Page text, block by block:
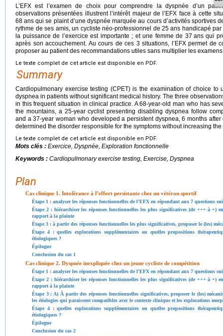
L’EFX est l’examen de choix pour comprendre la dyspnée d’un
observations présentées illustrent l’intérêt majeur de l’EFX face à cette
68 ans qui se plaint d’une dyspnée marquée au cours d’activités sportives
rythme de ses amis, un cycliste néo-professionnel de 25 ans handicapé
la puissance de l’exercice est importante ; et une femme de 37 ans qui
après son accouchement. Au cours de ces 3 situations, l’EFX permet de
proposer au patient des recommandations utiles sans multiplier les
Le texte complet de cet article est disponible en PDF.
Summary
Cardiopulmonary exercise testing (CPET) is the examination of choice to
dyspnea in patients without significant medical history. The three
in this frequent situation in clinical practice. A 68-year-old man who has
the mountains, a 25-year cyclist presenting disabling dyspnea follow
and a 37-year woman who developed a persistent dyspnea, 6 months
determined the disorder responsible for the symptoms without increasing
Le texte complet de cet article est disponible en PDF.
Mots clés : Exercice, Dyspnée, Exploration fonctionnelle
Keywords : Cardiopulmonary exercise testing, Exercise, Dyspnea
Plan
Cas clinique 1. Intolérance à l’effort persistante chez un vétéran sportif
Étape 1 : analyser les réponses fonctionnelles de l’EFX en répondant aux 7 questions
Étape 2 : hiérarchiser les réponses fonctionnelles les plus significatives (de +++ à +)
rapport à la plainte
Étape 3 : à partir des réponses fonctionnelles les plus significatives, proposer le (les)
Étape 4 : quelles explorations supplémentaires ou quelles propositions
étiologiques ?
Épilogue
Conclusion du cas 1
Cas clinique 2. Dyspnée inexpliquée chez un jeune cycliste de compétition
Étape 1 : analyser les réponses fonctionnelles de l’EFX en répondant aux 7 questions
Étape 2 : hiérarchiser les réponses fonctionnelles les plus significatives (de +++ à +)
rapport à la plainte
Étape 3 : A) À partir des réponses fonctionnelles significatives, proposer le (les)
les étiologies qui paraissent compatibles avec le contexte clinique et les explorations
Étape 4 : quelles explorations supplémentaires ou quelles propositions
étiologiques ?
Épilogue
Conclusion du cas 2